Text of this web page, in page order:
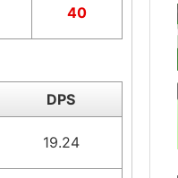
40
DPS
19.24